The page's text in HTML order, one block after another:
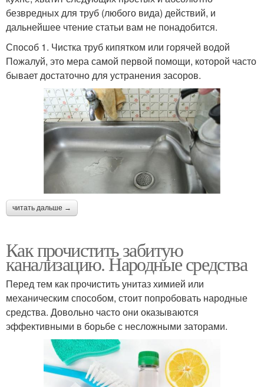
безвредных для труб (любого вида) действий, и
дальнейшее чтение статьи вам не понадобится.
Способ 1. Чистка труб кипятком или горячей водой
Пожалуй, это мера самой первой помощи, которой часто
бывает достаточно для устранения засоров.
читать дальше →
Как прочистить забитую
канализацию. Народные средства
Перед тем как прочистить унитаз химией или
механическим способом, стоит попробовать народные
средства. Довольно часто они оказываются
эффективными в борьбе с несложными заторами.